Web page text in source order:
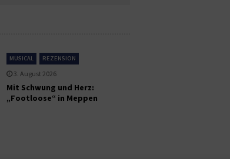
MUSICAL REZENSION
3. August 2026
Mit Schwung und Herz:
„Footloose“ in Meppen